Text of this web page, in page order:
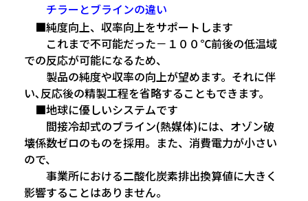
チラーとブラインの違い
■純度向上、収率向上をサポートします
これまで不可能だった－１００℃前後の低温域
での反応が可能になるため、
製品の純度や収率の向上が望めます。それに伴
い､反応後の精製工程を省略することもできます。
■地球に優しいシステムです
間接冷却式のブライン(熱媒体)には、オゾン破
壊係数ゼロのものを採用。また、消費電力が小さい
ので、
事業所における二酸化炭素排出換算値に大きく
影響することはありません。